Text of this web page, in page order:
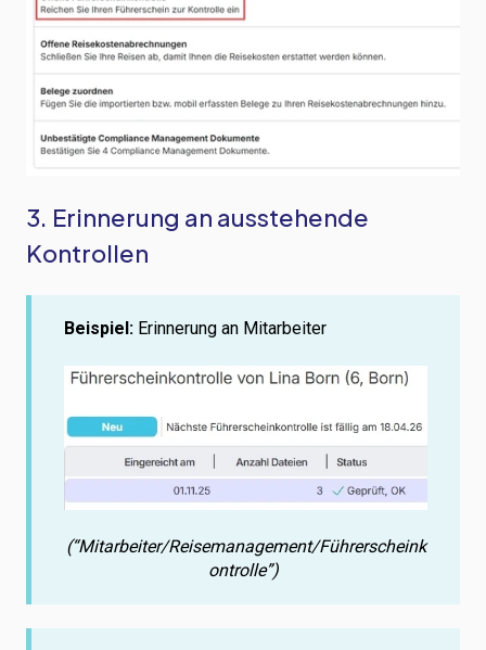
3. Erinnerung an ausstehende
Kontrollen
Beispiel: Erinnerung an Mitarbeiter
(“Mitarbeiter/Reisemanagement/Führerscheink
ontrolle”)